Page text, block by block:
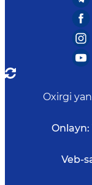
Oxirgi
Onlayn:
Veb-